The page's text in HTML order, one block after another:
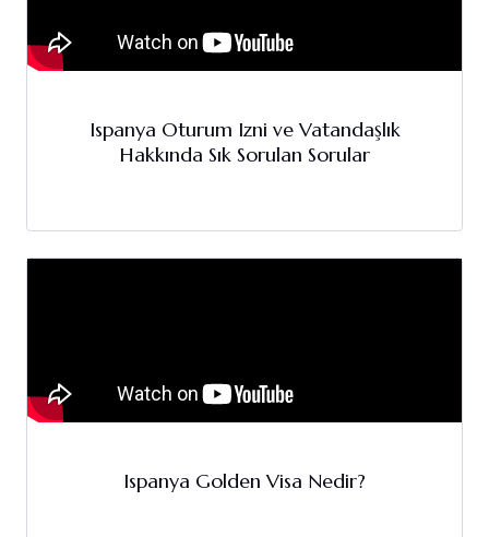
Ispanya Oturum Izni ve Vatandaşlık
Hakkında Sık Sorulan Sorular
Ispanya Golden Visa Nedir?